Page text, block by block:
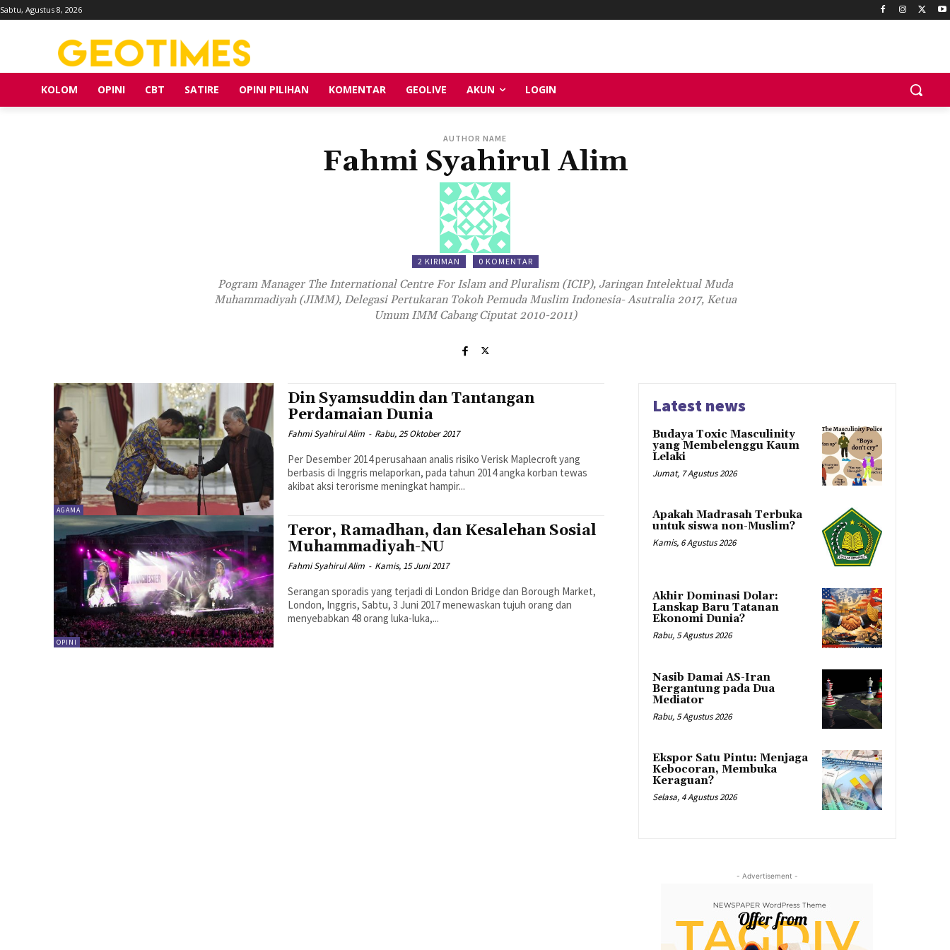
Sabtu, Agustus 8, 2026
KOLOM OPINI CBT SATIRE OPINI PILIHAN KOMENTAR GEOLIVE AKUN LOGIN
AUTHOR NAME
Fahmi Syahirul Alim
2 KIRIMAN 0 KOMENTAR
Pogram Manager The International Centre For Islam and Pluralism (ICIP), Jaringan Intelektual Muda
Muhammadiyah (JIMM), Delegasi Pertukaran Tokoh Pemuda Muslim Indonesia- Asutralia 2017, Ketua
Umum IMM Cabang Ciputat 2010-2011)
AGAMA
Din Syamsuddin dan Tantangan
Perdamaian Dunia
Fahmi Syahirul Alim - Rabu, 25 Oktober 2017
Per Desember 2014 perusahaan analis risiko Verisk Maplecroft yang
berbasis di Inggris melaporkan, pada tahun 2014 angka korban tewas
akibat aksi terorisme meningkat hampir...
OPINI
Teror, Ramadhan, dan Kesalehan Sosial
Muhammadiyah-NU
Fahmi Syahirul Alim - Kamis, 15 Juni 2017
Serangan sporadis yang terjadi di London Bridge dan Borough Market,
London, Inggris, Sabtu, 3 Juni 2017 menewaskan tujuh orang dan
menyebabkan 48 orang luka-luka,...
Latest news
Budaya Toxic Masculinity
yang Membelenggu Kaum
Lelaki
Jumat, 7 Agustus 2026
Apakah Madrasah Terbuka
untuk siswa non-Muslim?
Kamis, 6 Agustus 2026
Akhir Dominasi Dolar:
Lanskap Baru Tatanan
Ekonomi Dunia?
Rabu, 5 Agustus 2026
Nasib Damai AS-Iran
Bergantung pada Dua
Mediator
Rabu, 5 Agustus 2026
Ekspor Satu Pintu: Menjaga
Kebocoran, Membuka
Keraguan?
Selasa, 4 Agustus 2026
- Advertisement -